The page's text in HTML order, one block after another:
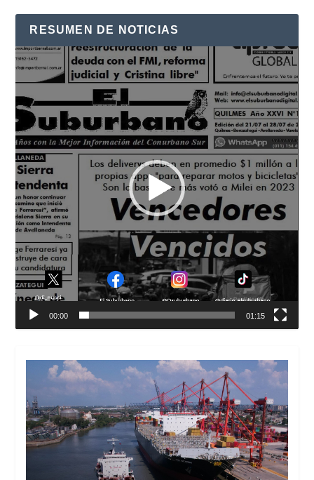
RESUMEN DE NOTICIAS
Reproductor
de
vídeo
00:00 01:15